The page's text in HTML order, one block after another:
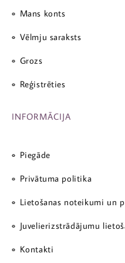
Mans konts
Vēlmju saraksts
Grozs
Reģistrēties
INFORMĀCIJA
Piegāde
Privātuma politika
Lietošanas noteikumi un
Juvelierizstrādājumu
Kontakti